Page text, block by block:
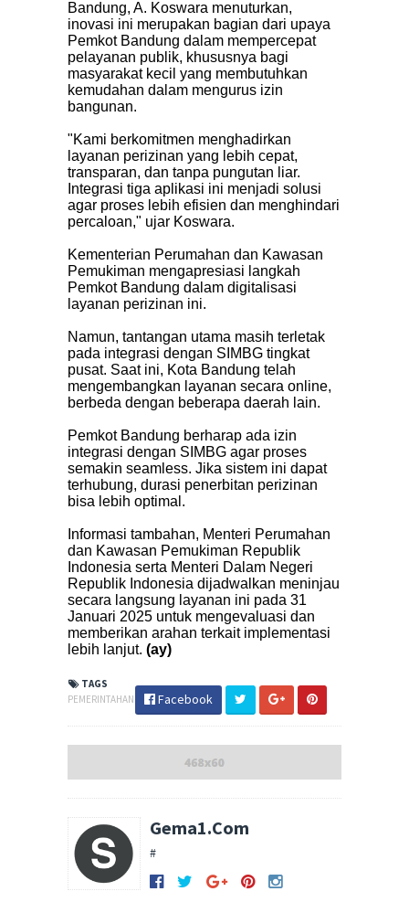
Bandung, A. Koswara menuturkan,
inovasi ini merupakan bagian dari upaya
Pemkot Bandung dalam mempercepat
pelayanan publik, khususnya bagi
masyarakat kecil yang membutuhkan
kemudahan dalam mengurus izin
bangunan.
"Kami berkomitmen menghadirkan
layanan perizinan yang lebih cepat,
transparan, dan tanpa pungutan liar.
Integrasi tiga aplikasi ini menjadi solusi
agar proses lebih efisien dan menghindari
percaloan," ujar Koswara.
Kementerian Perumahan dan Kawasan
Pemukiman mengapresiasi langkah
Pemkot Bandung dalam digitalisasi
layanan perizinan ini.
Namun, tantangan utama masih terletak
pada integrasi dengan SIMBG tingkat
pusat. Saat ini, Kota Bandung telah
mengembangkan layanan secara online,
berbeda dengan beberapa daerah lain.
Pemkot Bandung berharap ada izin
integrasi dengan SIMBG agar proses
semakin seamless. Jika sistem ini dapat
terhubung, durasi penerbitan perizinan
bisa lebih optimal.
Informasi tambahan, Menteri Perumahan
dan Kawasan Pemukiman Republik
Indonesia serta Menteri Dalam Negeri
Republik Indonesia dijadwalkan meninjau
secara langsung layanan ini pada 31
Januari 2025 untuk mengevaluasi dan
memberikan arahan terkait implementasi
lebih lanjut. (ay)
TAGS
PEMERINTAHAN
Facebook
Gema1.Com
#